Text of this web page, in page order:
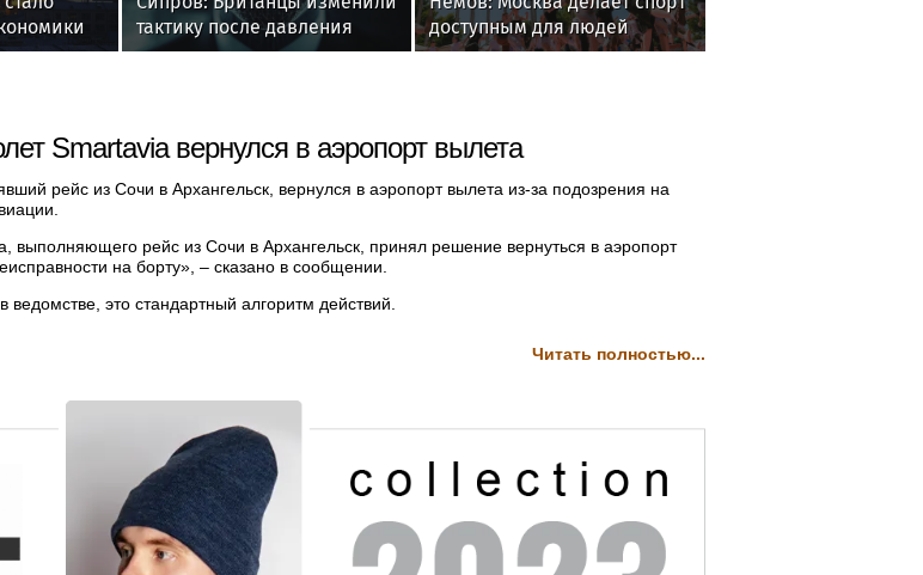
тактику после давления
России
доступным для людей
любого возраста и
Smartavia вернулся в аэропорт вылета
рейс из Сочи в Архангельск, вернулся в аэропорт вылета из-за подозрения на
рейс из Сочи в Архангельск, принял решение вернуться в аэропорт
на борту», – сказано в сообщении.
это стандартный алгоритм действий.
Читать полностью...